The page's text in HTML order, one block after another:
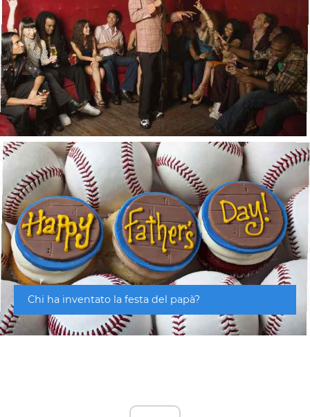
Chi ha inventato la festa del papà?